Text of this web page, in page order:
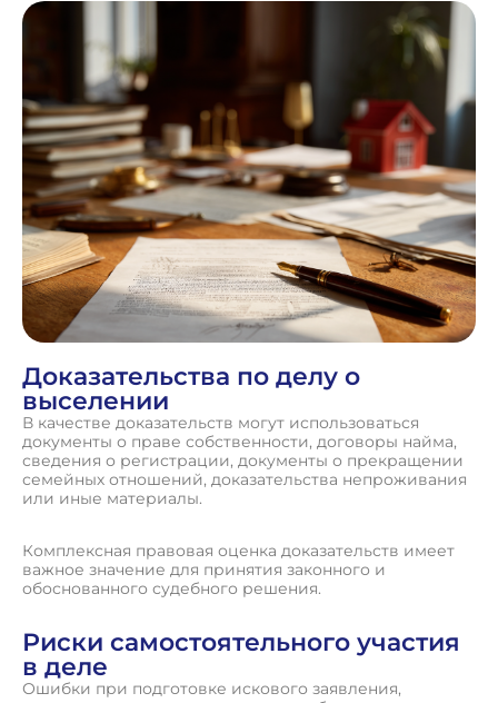
Доказательства по делу о
выселении
В качестве доказательств могут использоваться
документы о праве собственности, договоры найма,
сведения о регистрации, документы о прекращении
семейных отношений, доказательства непроживания
или иные материалы.
Комплексная правовая оценка доказательств имеет
важное значение для принятия законного и
обоснованного судебного решения.
Риски самостоятельного участия
в деле
Ошибки при подготовке искового заявления,